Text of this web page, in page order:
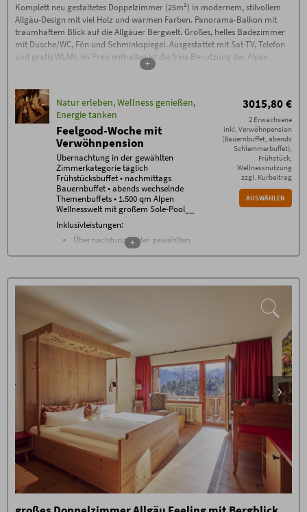
Check-in ab 15 Uhr. Falls Sie nach 23.00
Uhr anreisen, kontaktieren Sie uns bitte am
Check-out bis 11.00 Uhr
Garagenstellplatz 15 Euro,
Außenstellplatz 5 € pro PKW/Nacht
(ausschließlich an info@hotel-oberstdorf.de).
Wir empfehlen den Abschluss einer
Komplett neu gestaltetes Doppelzimmer (25m²) in modernem, stilvollem
Allgäu-Design mit viel Holz und warmen Farben. Panorama-Balkon mit
traumhaftem Blick auf die Allgäuer Bergwelt. Großes, helles Badezimmer
mit Dusche/WC, Fön und Schminkspiegel. Ausgestattet mit Sat-TV, Telefon
und gratis WLAN. Im Preis enthalten ist die freie Benutzung der Alpen
Wellnesswelt mit großem Ganzjahres-Sole-Pool, Naturbadesee,
Flachsbad und vielem mehr.
+
Natur erleben, Wellness genießen,
Energie tanken
Feelgood-Woche mit
Verwöhnpension
Übernachtung in der gewählten
Zimmerkategorie täglich
Frühstücksbuffet • nachmittags
Bauernbuffet • abends wechselnde
Themenbuffets • 1.500 qm Alpen
Wellnesswelt mit großem Sole-Pool__
Inklusivleistungen:
Übernachtung in der gewählten
Zimmerkategorie
nachmittags Bauernbuffet
abends wechselnde Themenbuffets
Nutzung der 1500 m² Alpen
Wellnesswelt* mit beheiztem Außen-
Sole-Pool, großem Natur-Badesee,
Allgäuer Sauna Alpe, Steinbad,
Allgäuer Flachsbad, Backstüble,
Mühlraddusche, Wellness-
Wohnzimmer, Raum der Stille,
Panorama-Ruheraum, Ruhe-Tenne
mit Wasserbetten sowie der grünen
Garten-Oase
Fitnessraum mit neuesten Geräten
von Technogym*
täglich Oberstdorfer Steinewasser,
Tee und Saunabrot an der
Wellnessbar
+
3015,80 €
2 Erwachsene
inkl. Verwöhnpension
(Bauernbuffet, abends
Schlemmerbuffet),
Frühstück,
Wellnessnutzung
zzgl. Kurbeitrag
AUSWÄHLEN